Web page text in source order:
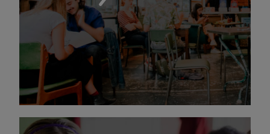
pour leurs convives.
DÉCOUVRIR EXALT